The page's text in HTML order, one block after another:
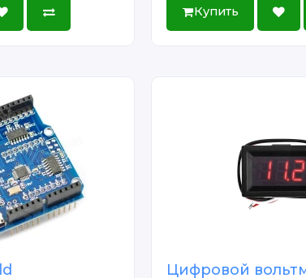
Купить
Цифровой